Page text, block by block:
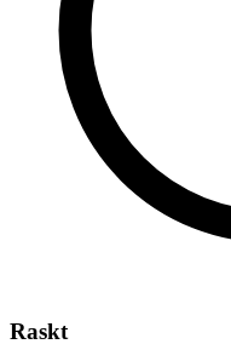
Raskt